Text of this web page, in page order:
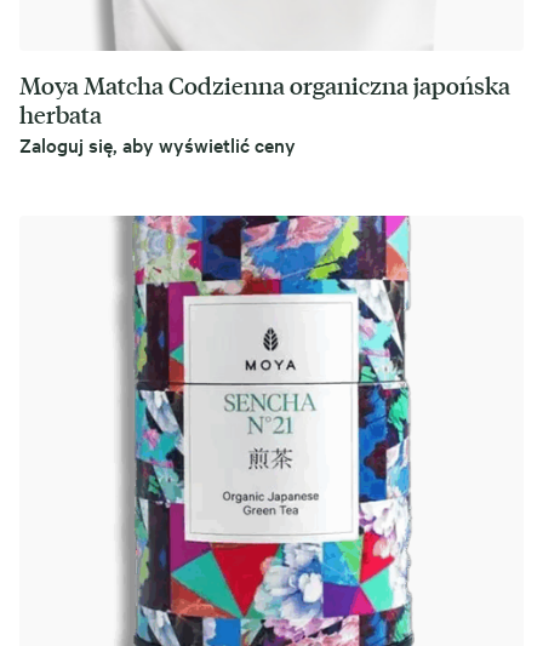
Moya Matcha Codzienna organiczna japońska
herbata
Zaloguj się, aby wyświetlić ceny